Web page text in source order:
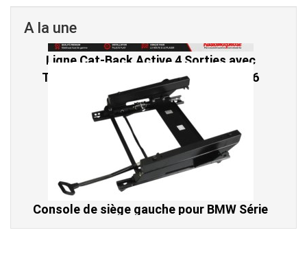
A la une
Console de siège gauche pour BMW Série
3 E46 (hors Cabriolet et CSL) et BMW X3
E83 (2004-2010)